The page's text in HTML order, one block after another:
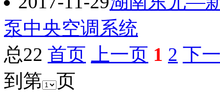
泵中央空调系统
总22 首页 上一页 1 2 下
到第
页